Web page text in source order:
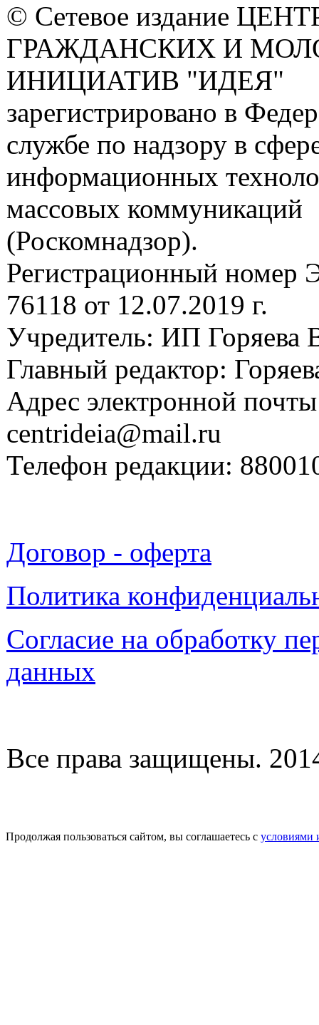
© Сетевое издание
ГРАЖДАНСКИХ И
ИНИЦИАТИВ "ИДЕЯ"
зарегистрировано в
службе по надзору в
информационных
массовых коммуникаций
(Роскомнадзор).
Регистрационный
76118 от 12.07.2019 г.
Учредитель: ИП Горяева
Главный редактор:
Адрес электронной
centrideia@mail.ru
Телефон редакции:
Договор - оферта
Политика
Согласие на обработку
данных
Все права защищены.
Продолжая пользоваться сайтом, вы соглашаетесь с условиями